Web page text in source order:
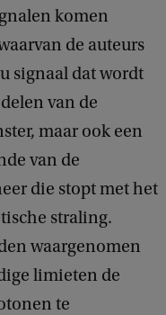
komen
de auteurs
signaal dat wordt
van de
maar ook een
van de
die stopt met het
straling.
waargenomen
limieten de
te